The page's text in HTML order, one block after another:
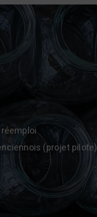
(projet pilote)